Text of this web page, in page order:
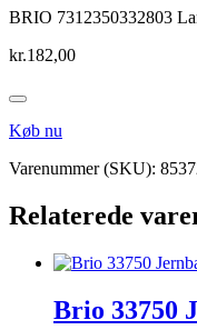
BRIO 7312350332803
kr.182,00
Køb nu
Varenummer (SKU):
Relaterede
Brio 33750